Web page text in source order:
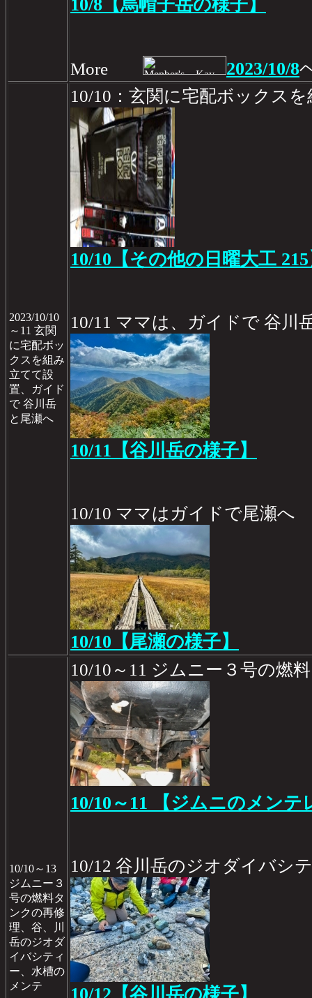
10/8【烏帽子岳の様子】
More 2023/10/8
2023/10/10
～11 玄関
に宅配ボッ
クスを組み
立てて設
置、ガイド
で 谷川岳
と尾瀬へ
10/10：玄関に宅配ボックス
10/10【その他の日曜大工
10/11 ママは、ガイドで 谷川
10/11【谷川岳の様子】
10/10 ママはガイドで尾瀬へ
10/10【尾瀬の様子】
10/10～13
ジムニー３
号の燃料タ
ンクの再修
理、谷、川
岳のジオダ
イバシティ
ー、水槽の
メンテ
10/10～11 ジムニー３号の燃
10/10～11 【ジムニのメンテ
10/12 谷川岳のジオダイバシ